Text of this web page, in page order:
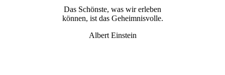
Das Schönste, was wir erleben
können, ist das Geheimnisvolle.
Albert Einstein